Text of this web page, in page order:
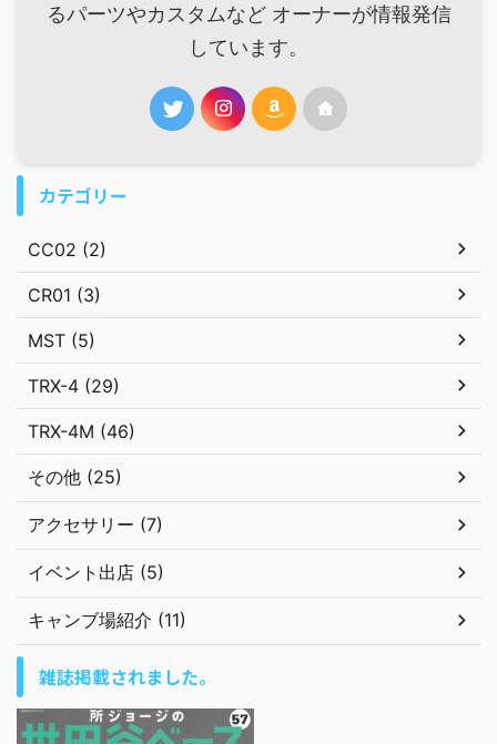
るパーツやカスタムなど オーナーが情報発信
しています。
カテゴリー
CC02 (2)
CR01 (3)
MST (5)
TRX-4 (29)
TRX-4M (46)
その他 (25)
アクセサリー (7)
イベント出店 (5)
キャンブ場紹介 (11)
雑誌掲載されました。